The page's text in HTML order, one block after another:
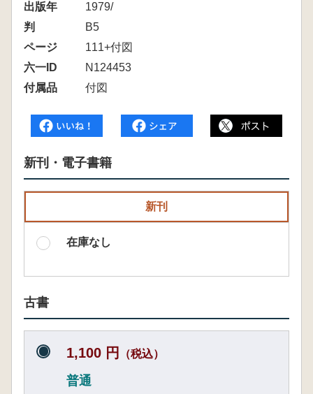
出版年
1979/
判
B5
ページ
111+付図
六一ID
N124453
付属品
付図
新刊・電子書籍
新刊
在庫なし
古書
1,100 円 （税込）
普通